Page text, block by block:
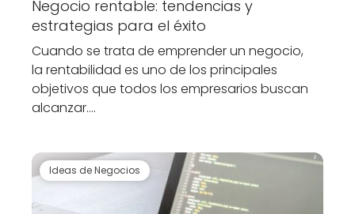
Negocio rentable: tendencias y
estrategias para el éxito
Cuando se trata de emprender un negocio,
la rentabilidad es uno de los principales
objetivos que todos los empresarios buscan
alcanzar.…
Ideas de Negocios